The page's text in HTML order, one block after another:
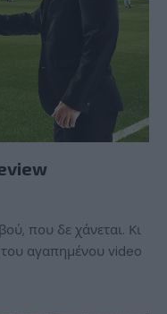
που δε χάνεται. Κι
του αγαπημένου video